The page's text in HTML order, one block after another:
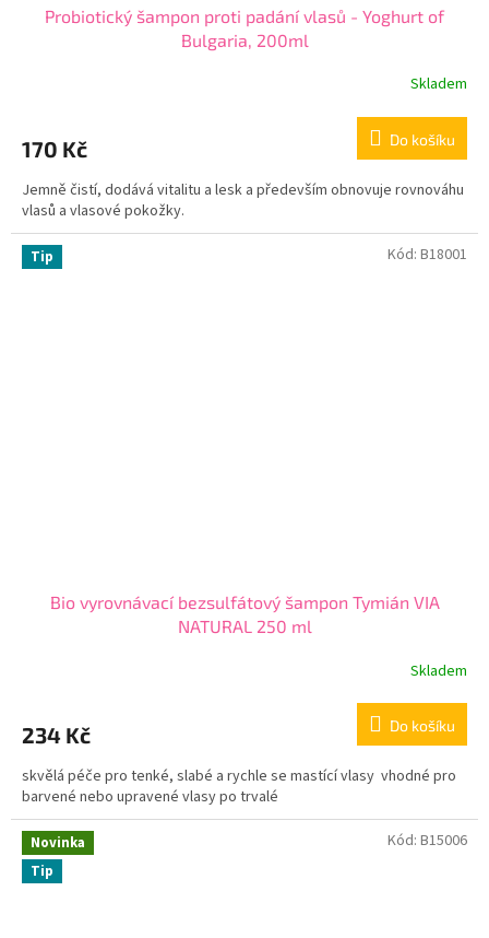
Probiotický šampon proti padání vlasů - Yoghurt of
Bulgaria, 200ml
Skladem
170 Kč Do košíku
Jemně čistí, dodává vitalitu a lesk a především obnovuje rovnováhu
vlasů a vlasové pokožky.
Tip
Bio vyrovnávací bezsulfátový šampon Tymián VIA
NATURAL 250 ml
Skladem
234 Kč Do košíku
skvělá péče pro tenké, slabé a rychle se mastící vlasy vhodné pro
barvené nebo upravené vlasy po trvalé
Kód: B18001
Novinka
Tip
Kód: B15006